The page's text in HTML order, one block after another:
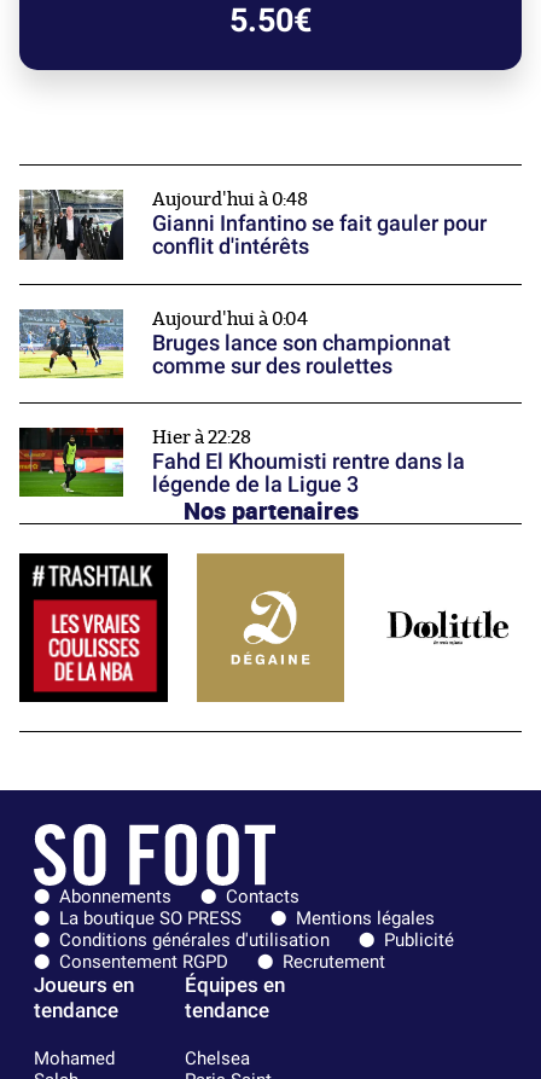
5.50€
Aujourd'hui à 0:48
Gianni Infantino se fait gauler pour
conflit d'intérêts
Aujourd'hui à 0:04
Bruges lance son championnat
comme sur des roulettes
Hier à 22:28
Fahd El Khoumisti rentre dans la
légende de la Ligue 3
Nos partenaires
Abonnements
Contacts
La boutique SO PRESS
Mentions légales
Conditions générales d'utilisation
Publicité
Consentement RGPD
Recrutement
Joueurs en
tendance
Mohamed
Équipes en
tendance
Chelsea